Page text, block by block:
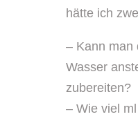
hätte ich
– Kann man
Wasser
zubereiten?
– Wie viel